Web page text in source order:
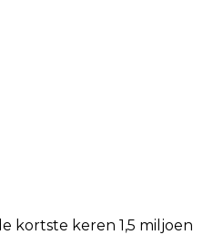
kortste keren 1,5 miljoen